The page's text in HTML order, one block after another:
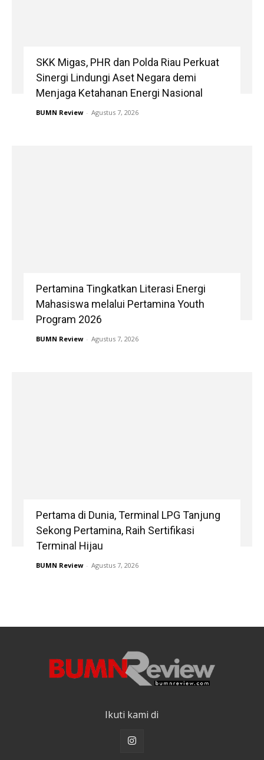
SKK Migas, PHR dan Polda Riau Perkuat
Sinergi Lindungi Aset Negara demi
Menjaga Ketahanan Energi Nasional
BUMN Review - Agustus 7, 2026
Pertamina Tingkatkan Literasi Energi
Mahasiswa melalui Pertamina Youth
Program 2026
BUMN Review - Agustus 7, 2026
Pertama di Dunia, Terminal LPG Tanjung
Sekong Pertamina, Raih Sertifikasi
Terminal Hijau
BUMN Review - Agustus 7, 2026
Ikuti kami di